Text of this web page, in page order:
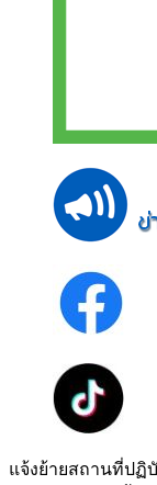
แจ้งย้ายสถานที่ปฏิ